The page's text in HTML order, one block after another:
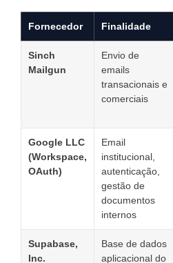
Fornecedor Finalidade
Sinch
Mailgun
Envio de
emails
transacionais e
comerciais
Google LLC
(Workspace,
OAuth)
Email
institucional,
autenticação,
gestão de
documentos
internos
Supabase,
Inc.
Base de dados
aplicacional do